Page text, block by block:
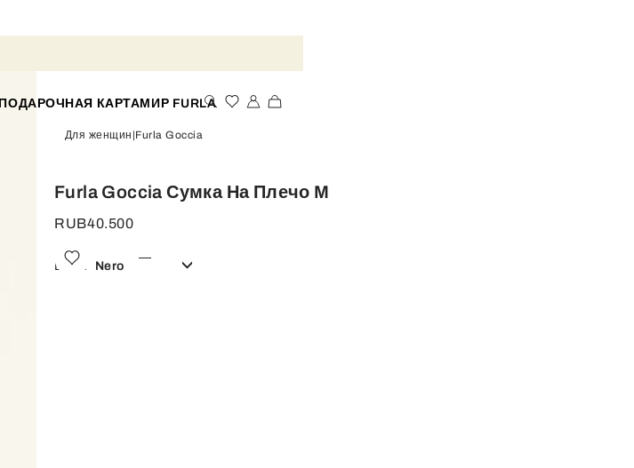
ПОДАРОЧНАЯ КАРТАМИР FURLA
Для женщин Furla Goccia
Furla Goccia Сумка На Плечо M
RUB40.500
Цвет: Nero